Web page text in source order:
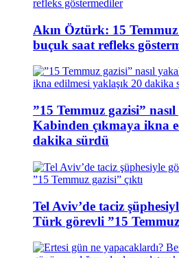
Akın Öztürk: 15
buçuk saat refleks
”15 Temmuz gazisi”
Kabinden çıkmaya ikna
dakika sürdü
Tel Aviv’de taciz
Türk görevli ”15 Temmuz